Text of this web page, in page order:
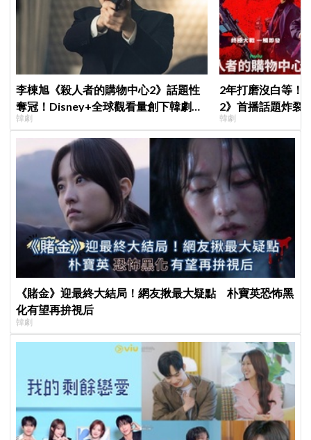
李棟旭《殺人者的購物中心2》話題性
奪冠！Disney+全球觀看量創下韓劇新
紀錄
韓劇
2年打磨沒白等！
2》首播話題炸裂
季找我，我就拍
韓劇
《賭金》迎最終大結局！網友揪最大疑點 朴寶英恐怖黑
化有望再拚視后
韓劇